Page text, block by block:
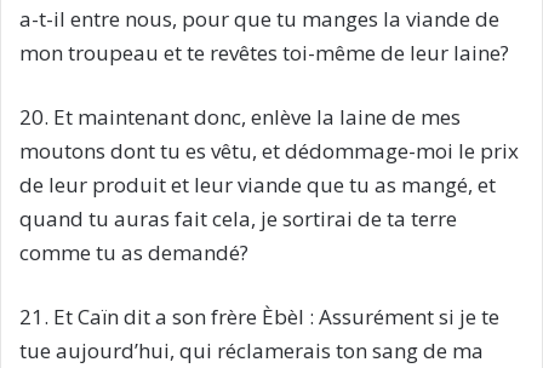
a-t-il entre nous, pour que tu manges la viande de
mon troupeau et te revêtes toi-même de leur laine?
20. Et maintenant donc, enlève la laine de mes
moutons dont tu es vêtu, et dédommage-moi le prix
de leur produit et leur viande que tu as mangé, et
quand tu auras fait cela, je sortirai de ta terre
comme tu as demandé?
21. Et Caïn dit a son frère Èbèl : Assurément si je te
tue aujourd’hui, qui réclamerais ton sang de ma